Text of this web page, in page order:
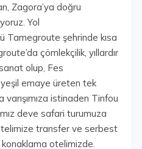
Zagora’ya doğru
Yol
Tamegroute şehrinde kısa
çömlekçilik, yıllardır
olup, Fes
emaye üreten tek
varışımıza istinaden Tinfou
deve safari turumuza
transfer ve serbest
otelimizde.